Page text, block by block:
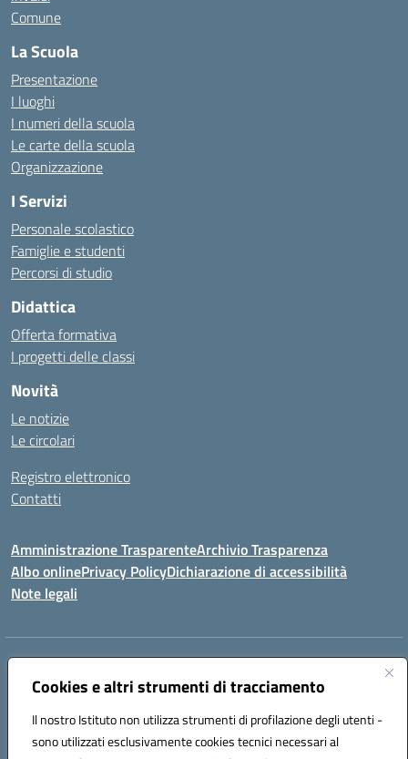
Cookies e altri strumenti di tracciamento
Il nostro Istituto non utilizza strumenti di profilazione degli utenti -
sono utilizzati esclusivamente cookies tecnici necessari al
Comune
La Scuola
Presentazione
I luoghi
I numeri della scuola
Le carte della scuola
Organizzazione
I Servizi
Personale scolastico
Famiglie e studenti
Percorsi di studio
Didattica
Offerta formativa
I progetti delle classi
Novità
Le notizie
Le circolari
Registro elettronico
Contatti
Amministrazione TrasparenteArchivio Trasparenza
Albo onlinePrivacy PolicyDichiarazione di accessibilità
Note legali
Indirizzo:
Centralino:096721161 Email:czic869004@istruzione.it
Codice fiscale: 84000710792